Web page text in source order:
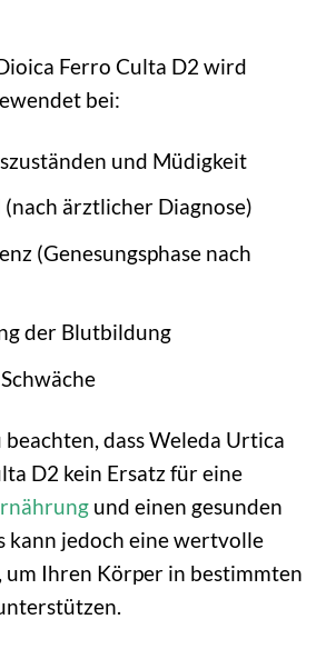
Ferro Culta D2 wird
bei:
und Müdigkeit
(nach ärztlicher Diagnose)
(Genesungsphase nach
der Blutbildung
beachten, dass Weleda Urtica
D2 kein Ersatz für eine
und einen gesunden
kann jedoch eine wertvolle
um Ihren Körper in bestimmten